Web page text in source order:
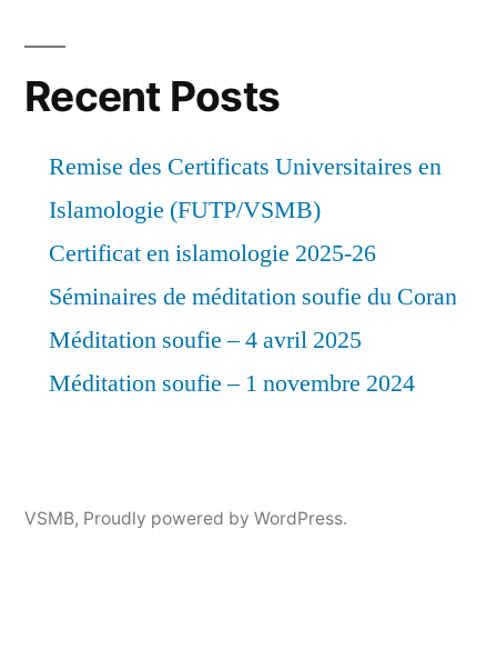
Recent Posts
Remise des Certificats Universitaires en
Islamologie (FUTP/VSMB)
Certificat en islamologie 2025-26
Séminaires de méditation soufie du Coran
Méditation soufie – 4 avril 2025
Méditation soufie – 1 novembre 2024
VSMB, Proudly powered by WordPress.